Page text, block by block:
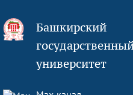
Башкирский
университет